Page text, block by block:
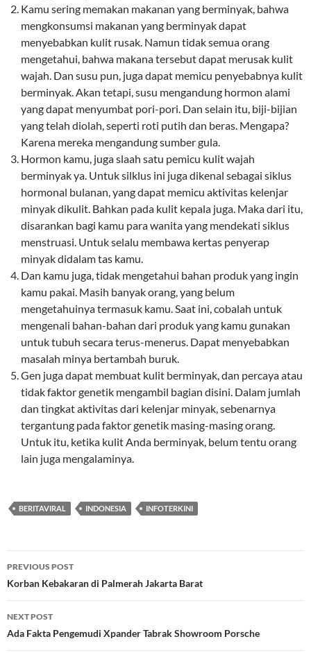
Kamu sering memakan makanan yang berminyak, bahwa
mengkonsumsi makanan yang berminyak dapat
menyebabkan kulit rusak. Namun tidak semua orang
mengetahui, bahwa makana tersebut dapat merusak kulit
wajah. Dan susu pun, juga dapat memicu penyebabnya kulit
berminyak. Akan tetapi, susu mengandung hormon alami
yang dapat menyumbat pori-pori. Dan selain itu, biji-bijian
yang telah diolah, seperti roti putih dan beras. Mengapa?
Karena mereka mengandung sumber gula.
Hormon kamu, juga slaah satu pemicu kulit wajah
berminyak ya. Untuk silklus ini juga dikenal sebagai siklus
hormonal bulanan, yang dapat memicu aktivitas kelenjar
minyak dikulit. Bahkan pada kulit kepala juga. Maka dari itu,
disarankan bagi kamu para wanita yang mendekati siklus
menstruasi. Untuk selalu membawa kertas penyerap
minyak didalam tas kamu.
Dan kamu juga, tidak mengetahui bahan produk yang ingin
kamu pakai. Masih banyak orang, yang belum
mengetahuinya termasuk kamu. Saat ini, cobalah untuk
mengenali bahan-bahan dari produk yang kamu gunakan
untuk tubuh secara terus-menerus. Dapat menyebabkan
masalah minya bertambah buruk.
Gen juga dapat membuat kulit berminyak, dan percaya atau
tidak faktor genetik mengambil bagian disini. Dalam jumlah
dan tingkat aktivitas dari kelenjar minyak, sebenarnya
tergantung pada faktor genetik masing-masing orang.
Untuk itu, ketika kulit Anda berminyak, belum tentu orang
lain juga mengalaminya.
BERITAVIRAL INDONESIA INFOTERKINI
Post
navigation
PREVIOUS POST
Korban Kebakaran di Palmerah Jakarta Barat
NEXT POST
Ada Fakta Pengemudi Xpander Tabrak Showroom Porsche